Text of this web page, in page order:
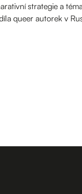
strategie a
queer autorek v